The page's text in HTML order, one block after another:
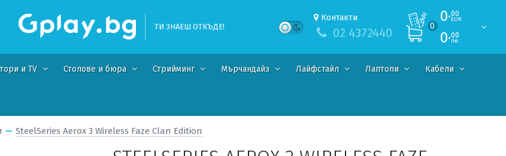
ТИ ЗНАЕШ ОТКЪДЕ!
Контакти
02 4372440 0
0·00
EUR
0·00
лв.
и TV Столове и бюра Стрийминг Мърчандайз Лайфстайл Лаптопи Кабели
SteelSeries Aerox 3 Wireless Faze Clan Edition